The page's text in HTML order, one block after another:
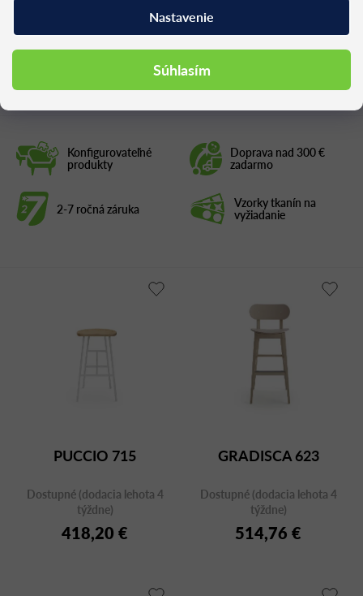
Nastavenie
Súhlasím
Konfigurovateľné
produkty
Doprava nad 300 €
zadarmo
2-7 ročná záruka Vzorky tkanín na
vyžiadanie
Podobné produkty
PUCCIO 715
Dostupné (dodacia lehota 4
týždne)
418,20 €
GRADISCA 623
Dostupné (dodacia lehota 4
týždne)
514,76 €